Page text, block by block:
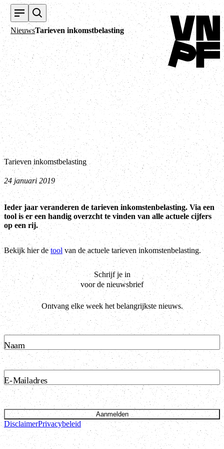
NieuwsTarieven inkomstbelasting
Terug naar
Tarieven inkomstbelasting
24 januari 2019
Ieder jaar veranderen de tarieven inkomstenbelasting. Via een
tool is er een handig overzcht te vinden van alle actuele cijfers
op een rij.
Bekijk hier detoolvan de actuele tarieven inkomstenbelasting.
Schrijf je in
voor de nieuwsbrief
Ontvang elke week het belangrijkste nieuws.
Naam
E-Mailadres
Aanmelden
DisclaimerPrivacybeleid